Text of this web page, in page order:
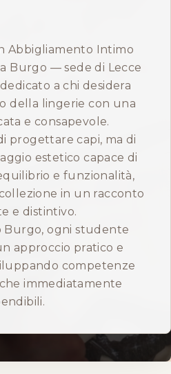
gratuita
Abbigliamento Intimo
Burgo — sede di Lecce
a chi desidera
della lingerie con una
e consapevole.
progettare capi, ma di
estetico capace di
e funzionalità,
in un racconto
e distintivo.
Burgo, ogni studente
approccio pratico e
competenze
immediatamente